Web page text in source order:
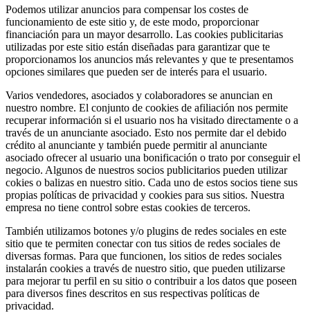
Podemos utilizar anuncios para compensar los costes de
funcionamiento de este sitio y, de este modo, proporcionar
financiación para un mayor desarrollo. Las cookies publicitarias
utilizadas por este sitio están diseñadas para garantizar que te
proporcionamos los anuncios más relevantes y que te presentamos
opciones similares que pueden ser de interés para el usuario.
Varios vendedores, asociados y colaboradores se anuncian en
nuestro nombre. El conjunto de cookies de afiliación nos permite
recuperar información si el usuario nos ha visitado directamente o a
través de un anunciante asociado. Esto nos permite dar el debido
crédito al anunciante y también puede permitir al anunciante
asociado ofrecer al usuario una bonificación o trato por conseguir el
negocio. Algunos de nuestros socios publicitarios pueden utilizar
cokies o balizas en nuestro sitio. Cada uno de estos socios tiene sus
propias políticas de privacidad y cookies para sus sitios. Nuestra
empresa no tiene control sobre estas cookies de terceros.
También utilizamos botones y/o plugins de redes sociales en este
sitio que te permiten conectar con tus sitios de redes sociales de
diversas formas. Para que funcionen, los sitios de redes sociales
instalarán cookies a través de nuestro sitio, que pueden utilizarse
para mejorar tu perfil en su sitio o contribuir a los datos que poseen
para diversos fines descritos en sus respectivas políticas de
privacidad.